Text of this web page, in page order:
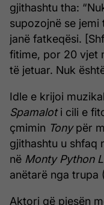
gjithashtu tha:
supozojnë se jemi
janë fatkeqësi.
fitime, por 20 vjet
të jetuar. Nuk
Idle e krijoi
Spamaloti cili e
çmimin Tonypër
gjithashtu u shfaq
në Monty Python
anëtarë nga trupa
Aktori që pjesën